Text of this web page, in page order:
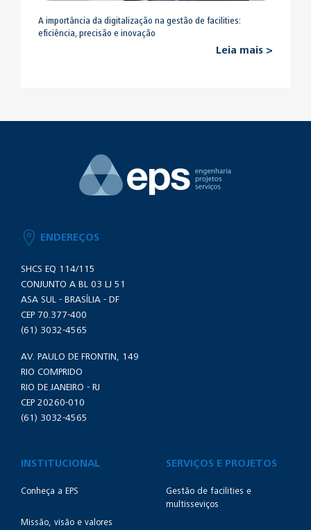
A importância da digitalização na gestão de facilities:
eficiência, precisão e inovação
Leia mais >
ENDEREÇOS
SHCS EQ 114/115
CONJUNTO A BL 03 LJ 51
ASA SUL - BRASÍLIA - DF
CEP 70.377-400
(61) 3032-4565
AV. PAULO DE FRONTIN, 149
RIO COMPRIDO
RIO DE JANEIRO - RJ
CEP 20260-010
(61) 3032-4565
INSTITUCIONAL
Conheça a EPS
Missão, visão e valores
SERVIÇOS E PROJETOS
Gestão de facilities e
multisseviços